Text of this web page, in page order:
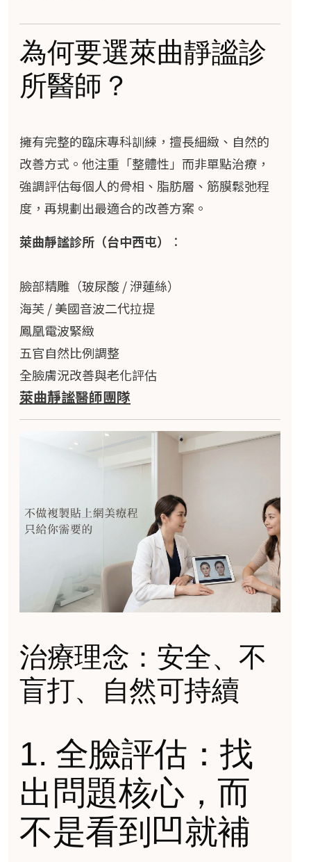
為何要選萊曲靜謐診
所醫師？
擁有完整的臨床專科訓練，擅長細緻、自然的
改善方式。他注重「整體性」而非單點治療，
強調評估每個人的骨相、脂肪層、筋膜鬆弛程
度，再規劃出最適合的改善方案。
萊曲靜謐診所（台中西屯）
：
臉部精雕（玻尿酸 / 洢蓮絲）
海芙 / 美國音波二代拉提
鳳凰電波緊緻
五官自然比例調整
全臉膚況改善與老化評估
萊曲靜謐醫師團隊
治療理念：安全、不
盲打、自然可持續
1. 全臉評估：找
出問題核心，而
不是看到凹就補